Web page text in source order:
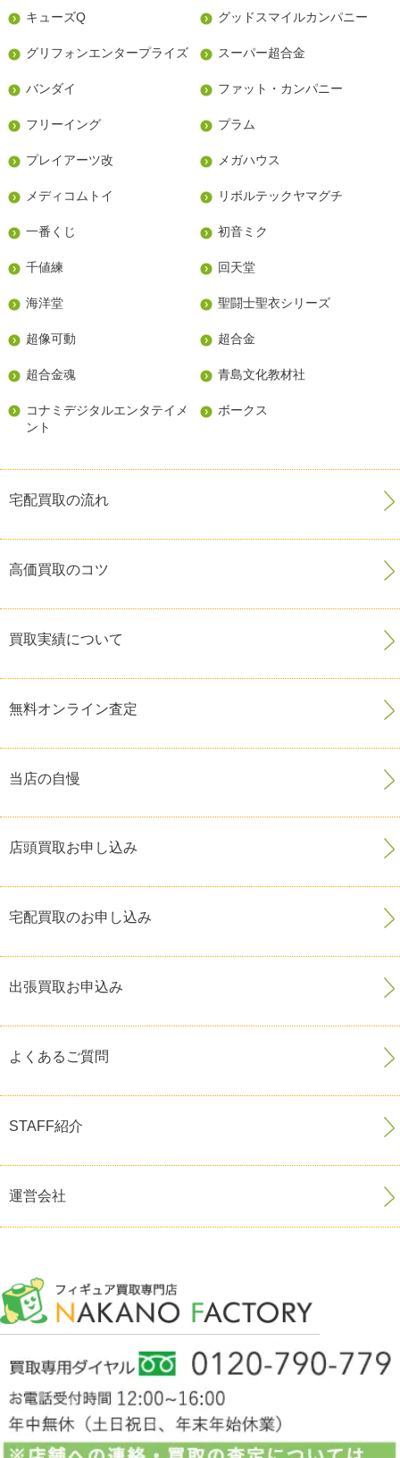
キューズQ グッドスマイルカンパニー
グリフォンエンタープライズ スーパー超合金
バンダイ ファット・カンパニー
フリーイング プラム
プレイアーツ改 メガハウス
メディコムトイ リボルテックヤマグチ
一番くじ 初音ミク
千値練 回天堂
海洋堂 聖闘士聖衣シリーズ
超像可動 超合金
超合金魂 青島文化教材社
コナミデジタルエンタテイメ
ント
ボークス
宅配買取の流れ
高価買取のコツ
買取実績について
無料オンライン査定
当店の自慢
店頭買取お申し込み
宅配買取のお申し込み
出張買取お申込み
よくあるご質問
STAFF紹介
運営会社